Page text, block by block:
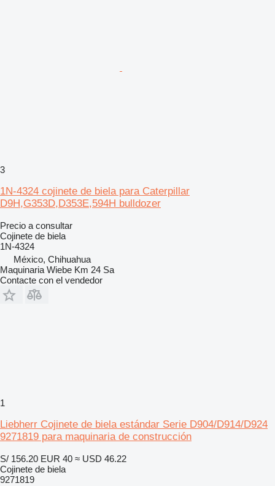
3
1N-4324 cojinete de biela para Caterpillar
D9H,G353D,D353E,594H bulldozer
Precio a consultar
Cojinete de biela
1N-4324
México, Chihuahua
Maquinaria Wiebe Km 24 Sa
Contacte con el vendedor
1
Liebherr Cojinete de biela estándar Serie D904/D914/D924
9271819 para maquinaria de construcción
S/ 156.20 EUR 40 ≈ USD 46.22
Cojinete de biela
9271819